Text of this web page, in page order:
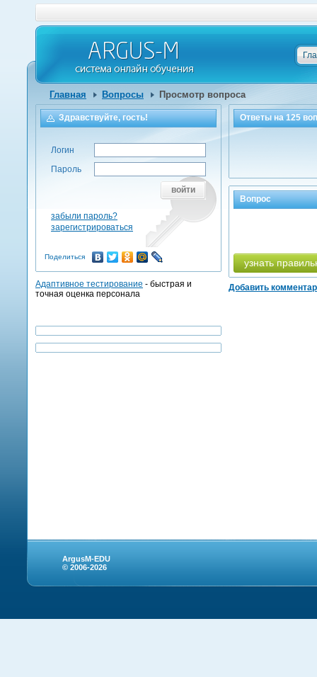
Главная Вопросы Просмотр вопроса
Ответы на125
Вопрос
узнать
Добавить
Здравствуйте, гость!
Логин
Пароль
войти
забыли пароль?
зарегистрироваться
Поделиться
Адаптивное тестирование - быстрая и
точная оценка персонала
ArgusM-EDU
© 2006-2026